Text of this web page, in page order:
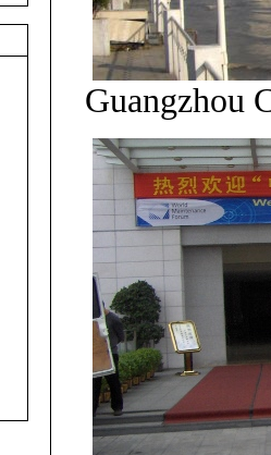
Guangzhou